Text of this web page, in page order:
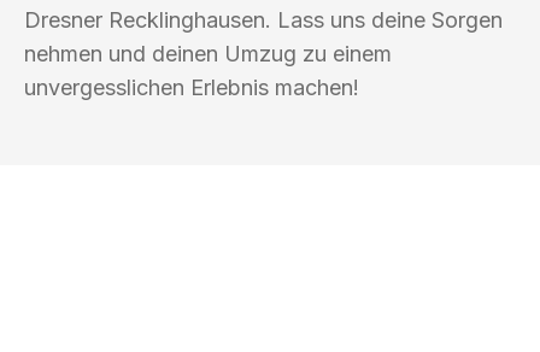
Dresner Recklinghausen. Lass uns deine Sorgen
nehmen und deinen Umzug zu einem
unvergesslichen Erlebnis machen!